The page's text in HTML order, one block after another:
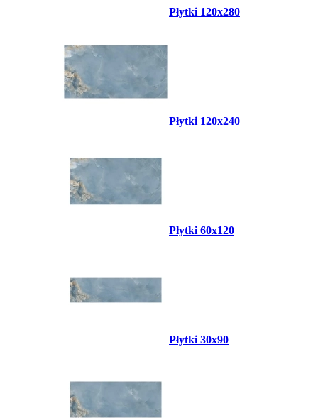
Płytki 120x280
Płytki 120x240
Płytki 60x120
Płytki 30x90